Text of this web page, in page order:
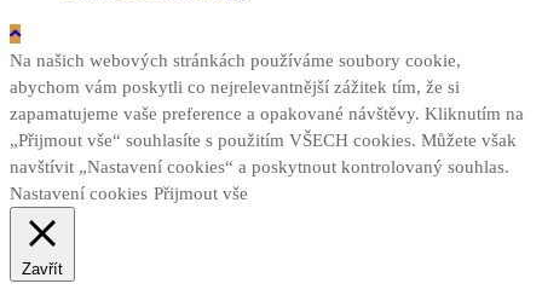
Na našich webových stránkách používáme soubory cookie,
abychom vám poskytli co nejrelevantnější zážitek tím, že si
zapamatujeme vaše preference a opakované návštěvy. Kliknutím na
„Přijmout vše“ souhlasíte s použitím VŠECH cookies. Můžete však
navštívit „Nastavení cookies“ a poskytnout kontrolovaný souhlas.
Nastavení cookies Přijmout vše
Zavřít